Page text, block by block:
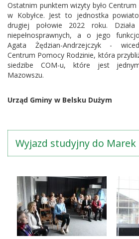
Ostatnim punktem wizyty było
w Kobyłce. Jest to jednostka
drugiej połowie 2022 roku.
niepełnosprawnych, a o jego
Agata Żędzian-Andrzejczyk -
Centrum Pomocy Rodzinie, która
siedzibe COM-u, które jest
Mazowszu.
Urząd Gminy w Belsku Dużym
Wyjazd studyjny do Marek